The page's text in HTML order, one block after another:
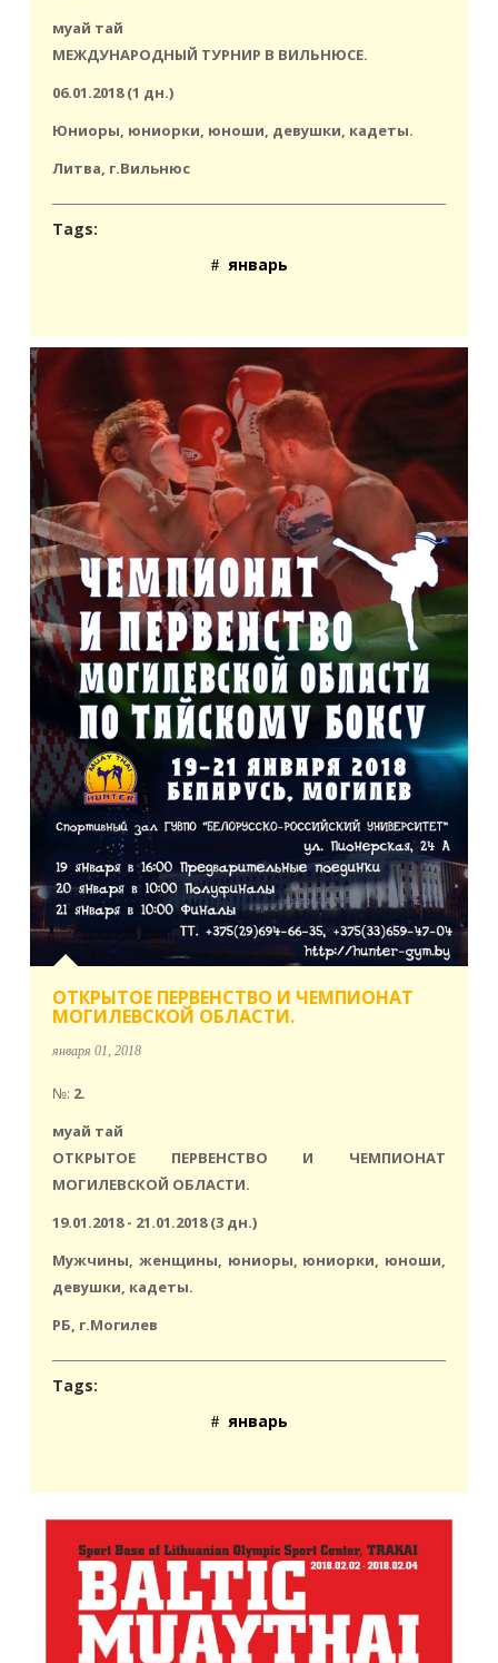
муай тай
МЕЖДУНАРОДНЫЙ ТУРНИР В ВИЛЬНЮСЕ.
06.01.2018 (1 дн.)
Юниоры, юниорки, юноши, девушки, кадеты.
Литва, г.Вильнюс
Tags:
январь
ОТКРЫТОЕ ПЕРВЕНСТВО И ЧЕМПИОНАТ
МОГИЛЕВСКОЙ ОБЛАСТИ.
января 01, 2018
№: 2.
муай тай
ОТКРЫТОЕ ПЕРВЕНСТВО И ЧЕМПИОНАТ
МОГИЛЕВСКОЙ ОБЛАСТИ.
19.01.2018 - 21.01.2018 (3 дн.)
Мужчины, женщины, юниоры, юниорки, юноши,
девушки, кадеты.
РБ, г.Могилев
Tags:
январь